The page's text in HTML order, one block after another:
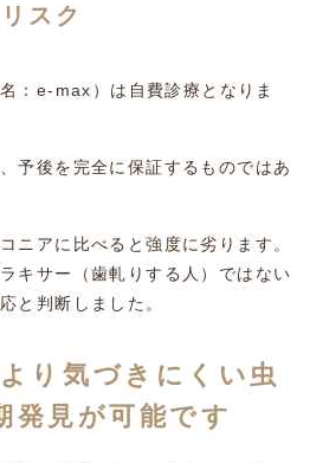
スク
：e-max）は自費診療となりま
予後を完全に保証するものではあ
ニアに比べると強度に劣ります。
キサー（歯軋りする人）ではない
と判断しました。
り気づきにくい虫
発見が可能です